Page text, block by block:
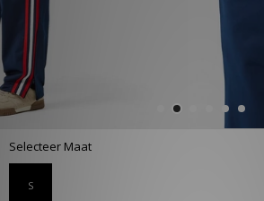
Selecteer Maat
S